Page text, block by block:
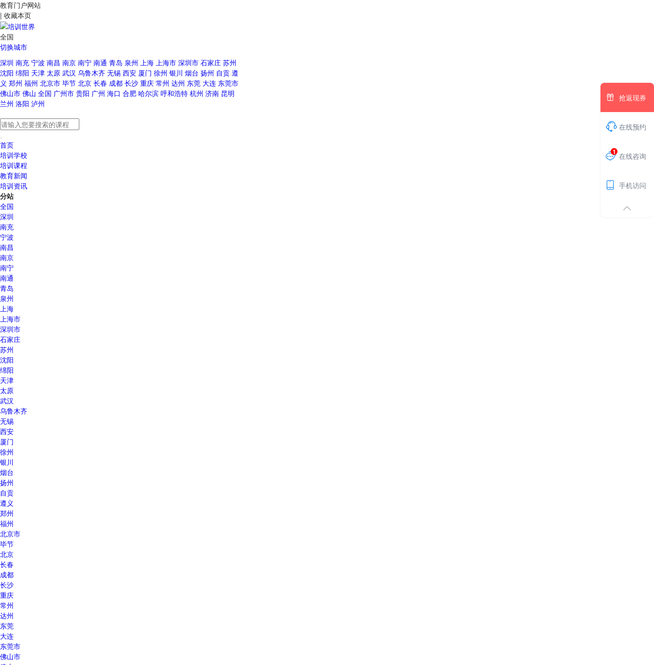
教育门户网站
| 收藏本页
全国
切换城市
深圳 南充 宁波 南昌 南京 南宁 南通 青岛 泉州 上海 上海市 深圳市 石家庄 苏州
沈阳 绵阳 天津 太原 武汉 乌鲁木齐 无锡 西安 厦门 徐州 银川 烟台 扬州 自贡 遵
义 郑州 福州 北京市 毕节 北京 长春 成都 长沙 重庆 常州 达州 东莞 大连 东莞市
佛山市 佛山 全国 广州市 贵阳 广州 海口 合肥 哈尔滨 呼和浩特 杭州 济南 昆明
兰州 洛阳 泸州
首页
培训学校
培训课程
教育新闻
培训资讯
分站
全国
深圳
南充
宁波
南昌
南京
南宁
南通
青岛
泉州
上海
上海市
深圳市
石家庄
苏州
沈阳
绵阳
天津
太原
武汉
乌鲁木齐
无锡
西安
厦门
徐州
银川
烟台
扬州
自贡
遵义
郑州
福州
北京市
毕节
北京
长春
成都
长沙
重庆
常州
达州
东莞
大连
东莞市
佛山市
 抢返现券
 在线预约

1 在线咨询
 手机访问